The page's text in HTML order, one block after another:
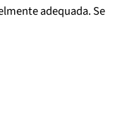
adequada. Se